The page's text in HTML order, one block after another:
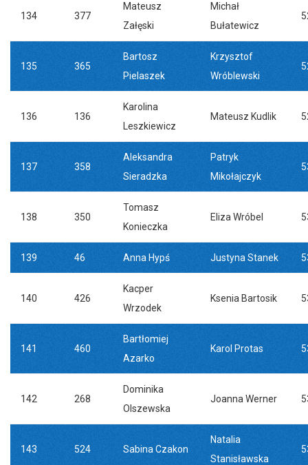
134 377
Mateusz
Załęski
Michał
Bułatewicz
135 365
Bartosz
Pielaszek
Krzysztof
Wróblewski
136 136
Karolina
Leszkiewicz
Mateusz Kudlik
137 358
Aleksandra
Sieradzka
Patryk
Mikołajczyk
138 350
Tomasz
Konieczka
Eliza Wróbel
139 46 Anna Hypś Justyna Stanek
140 426
Kacper
Wrzodek
Ksenia Bartosik
141 460
Bartłomiej
Azarko
Karol Protas
142 268
Dominika
Olszewska
Joanna Werner
143 524 Sabina Czakon
Natalia
Stanisławska